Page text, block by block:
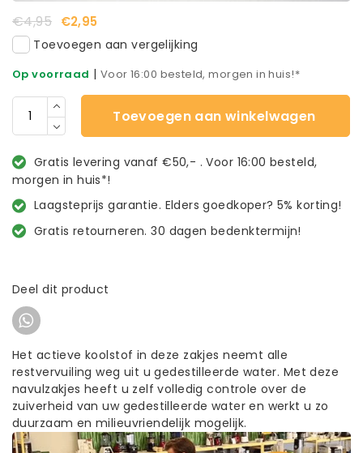
€4,95 €2,95
Toevoegen aan vergelijking
Op voorraad | Voor 16:00 besteld, morgen in huis!*
Toevoegen aan winkelwagen
Gratis levering vanaf €50,- . Voor 16:00 besteld,
morgen in huis*!
Laagsteprijs garantie. Elders goedkoper? 5% korting!
Gratis retourneren. 30 dagen bedenktermijn!
Deel dit product
Het actieve koolstof in deze zakjes neemt alle
restvervuiling weg uit u gedestilleerde water. Met deze
navulzakjes heeft u zelf volledig controle over de
zuiverheid van uw gedestilleerde water en werkt u zo
duurzaam en milieuvriendelijk mogelijk.